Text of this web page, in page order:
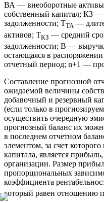
ВА — внеоборотные
собственный капитал; КЗ —
задолженности; ТТА —
активов; ТКЗ — средний
задолженности; В —
остающаяся в
отчетный период; n+1 —
Составление прогнозной
ожидаемой величины
добавочный и резервный
(если только в
осуществить очередную
прогнозный баланс их
в последнем отчетном
элементом, за счет
капитала, является
организации. Размер
пропорциональных
коэффициента
который равен отношению